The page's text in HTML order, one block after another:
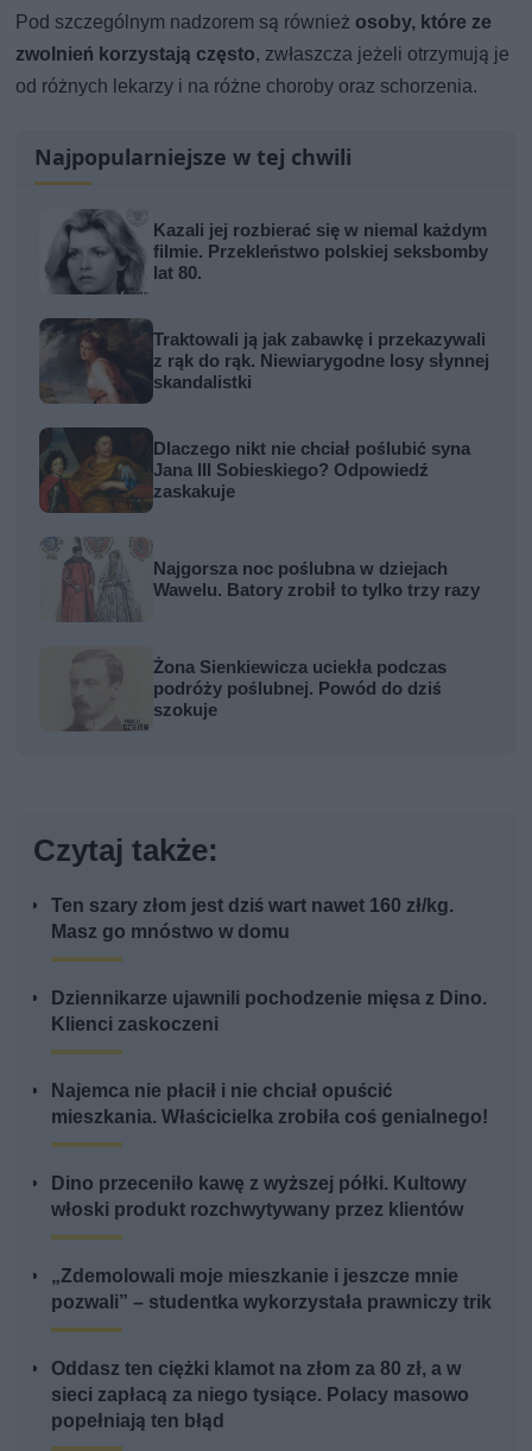
Pod szczególnym nadzorem są również osoby, które ze
zwolnień korzystają często, zwłaszcza jeżeli otrzymują je
od różnych lekarzy i na różne choroby oraz schorzenia.
Najpopularniejsze w tej chwili
Kazali jej rozbierać się w niemal każdym
filmie. Przekleństwo polskiej seksbomby
lat 80.
Traktowali ją jak zabawkę i przekazywali
z rąk do rąk. Niewiarygodne losy słynnej
skandalistki
Dlaczego nikt nie chciał poślubić syna
Jana III Sobieskiego? Odpowiedź
zaskakuje
Najgorsza noc poślubna w dziejach
Wawelu. Batory zrobił to tylko trzy razy
Żona Sienkiewicza uciekła podczas
podróży poślubnej. Powód do dziś
szokuje
Czytaj także:
Ten szary złom jest dziś wart nawet 160 zł/kg.
Masz go mnóstwo w domu
Dziennikarze ujawnili pochodzenie mięsa z Dino.
Klienci zaskoczeni
Najemca nie płacił i nie chciał opuścić
mieszkania. Właścicielka zrobiła coś genialnego!
Dino przeceniło kawę z wyższej półki. Kultowy
włoski produkt rozchwytywany przez klientów
„Zdemolowali moje mieszkanie i jeszcze mnie
pozwali” – studentka wykorzystała prawniczy trik
Oddasz ten ciężki klamot na złom za 80 zł, a w
sieci zapłacą za niego tysiące. Polacy masowo
popełniają ten błąd